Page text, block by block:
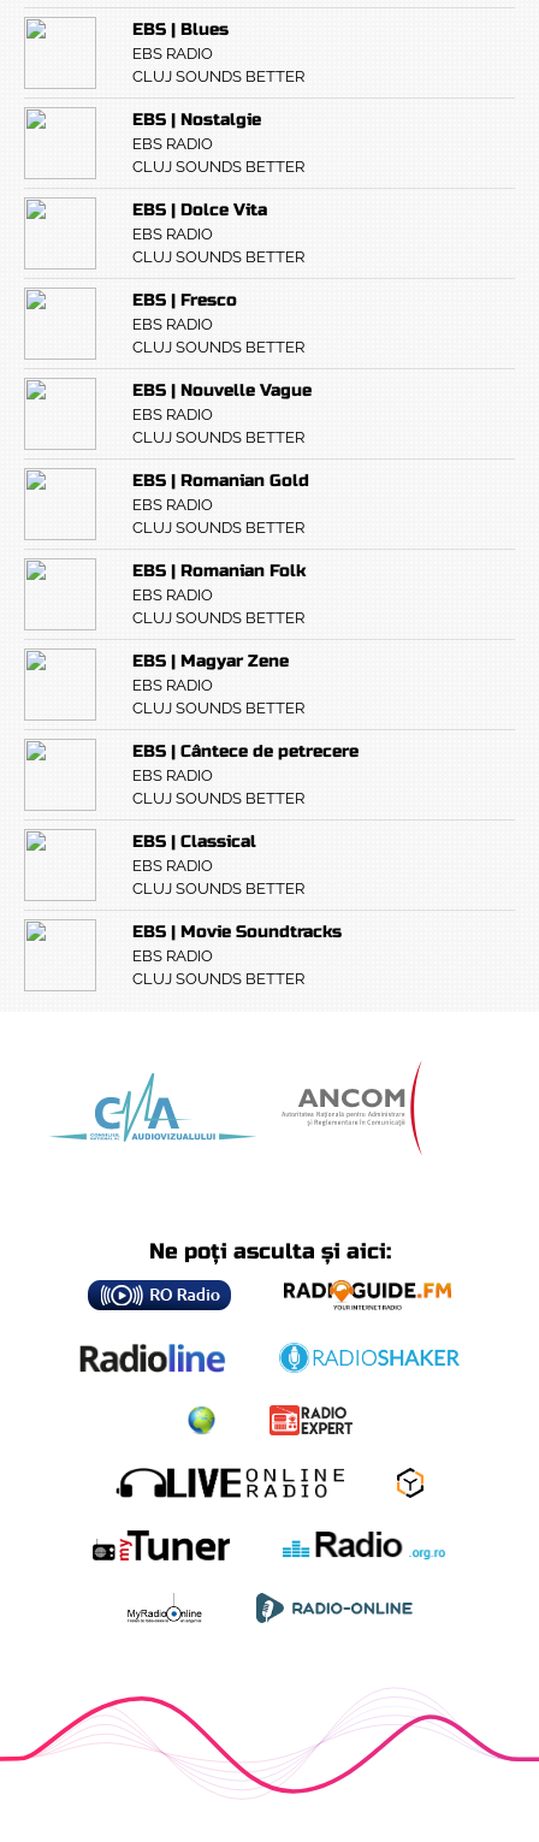
EBS | Blues
EBS RADIO
CLUJ SOUNDS BETTER
EBS | Nostalgie
EBS RADIO
CLUJ SOUNDS BETTER
EBS | Dolce Vita
EBS RADIO
CLUJ SOUNDS BETTER
EBS | Fresco
EBS RADIO
CLUJ SOUNDS BETTER
EBS | Nouvelle Vague
EBS RADIO
CLUJ SOUNDS BETTER
EBS | Romanian Gold
EBS RADIO
CLUJ SOUNDS BETTER
EBS | Romanian Folk
EBS RADIO
CLUJ SOUNDS BETTER
EBS | Magyar Zene
EBS RADIO
CLUJ SOUNDS BETTER
EBS | Cântece de petrecere
EBS RADIO
CLUJ SOUNDS BETTER
EBS | Classical
EBS RADIO
CLUJ SOUNDS BETTER
EBS | Movie Soundtracks
EBS RADIO
CLUJ SOUNDS BETTER
Ne poți asculta și aici: